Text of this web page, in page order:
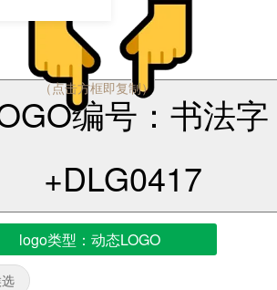
（点击方框即复制）
编号：书法字
+DLG0417
logo类型：动态LOGO